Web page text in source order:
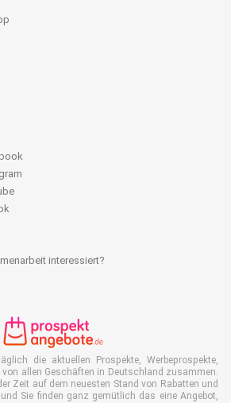
interessiert?
die aktuellen Prospekte, Werbeprospekte,
allen Geschäften in Deutschland zusammen.
Zeit auf dem neuesten Stand von Rabatten und
Sie finden ganz gemütlich das eine Angebot,